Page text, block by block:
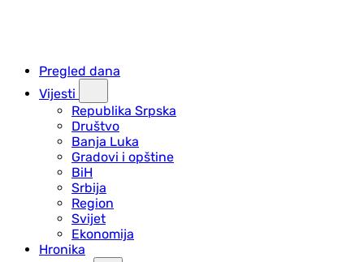
Pregled dana
Vijesti
Republika Srpska
Društvo
Banja Luka
Gradovi i opštine
BiH
Srbija
Region
Svijet
Ekonomija
Hronika